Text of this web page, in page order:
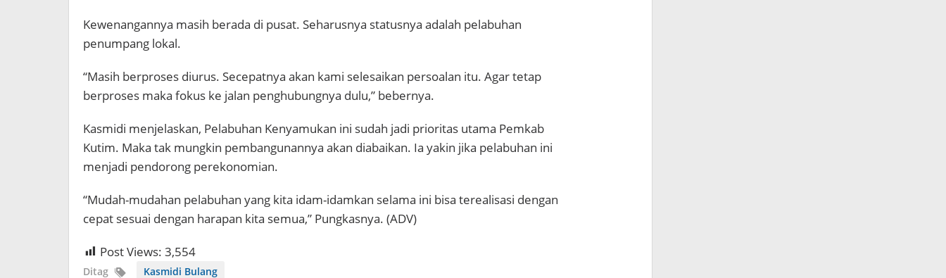
Kewenangannya masih berada di pusat. Seharusnya statusnya adalah pelabuhan
penumpang lokal.
“Masih berproses diurus. Secepatnya akan kami selesaikan persoalan itu. Agar tetap
berproses maka fokus ke jalan penghubungnya dulu,” bebernya.
Kasmidi menjelaskan, Pelabuhan Kenyamukan ini sudah jadi prioritas utama Pemkab
Kutim. Maka tak mungkin pembangunannya akan diabaikan. Ia yakin jika pelabuhan ini
menjadi pendorong perekonomian.
“Mudah-mudahan pelabuhan yang kita idam-idamkan selama ini bisa terealisasi dengan
cepat sesuai dengan harapan kita semua,” Pungkasnya. (ADV)
Post Views: 3,554
Ditag Kasmidi Bulang